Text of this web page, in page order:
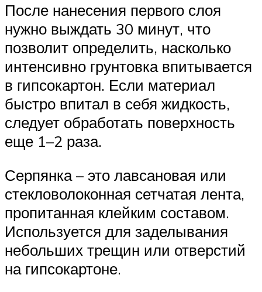
После нанесения первого слоя
нужно выждать 30 минут, что
позволит определить, насколько
интенсивно грунтовка впитывается
в гипсокартон. Если материал
быстро впитал в себя жидкость,
следует обработать поверхность
еще 1–2 раза.
Серпянка – это лавсановая или
стекловолоконная сетчатая лента,
пропитанная клейким составом.
Используется для заделывания
небольших трещин или отверстий
на гипсокартоне.